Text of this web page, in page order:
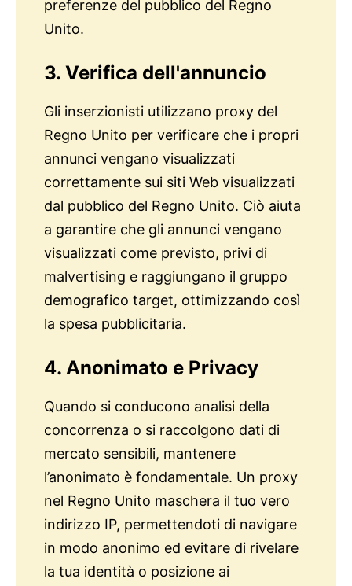
preferenze del pubblico del Regno
Unito.
3. Verifica dell'annuncio
Gli inserzionisti utilizzano proxy del
Regno Unito per verificare che i propri
annunci vengano visualizzati
correttamente sui siti Web visualizzati
dal pubblico del Regno Unito. Ciò aiuta
a garantire che gli annunci vengano
visualizzati come previsto, privi di
malvertising e raggiungano il gruppo
demografico target, ottimizzando così
la spesa pubblicitaria.
4. Anonimato e Privacy
Quando si conducono analisi della
concorrenza o si raccolgono dati di
mercato sensibili, mantenere
l’anonimato è fondamentale. Un proxy
nel Regno Unito maschera il tuo vero
indirizzo IP, permettendoti di navigare
in modo anonimo ed evitare di rivelare
la tua identità o posizione ai